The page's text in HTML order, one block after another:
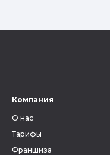
Компания
О нас
Тарифы
Франшиза